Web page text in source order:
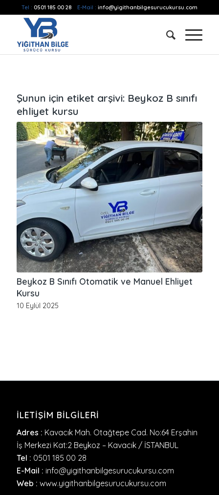
Tel : 0501 185 00 28 E-Mail : info@yigithanbilgesurucukursu.com
Şunun için etiket arşivi: Beykoz B sınıfı
ehliyet kursu
Beykoz B Sınıfı Otomatik ve Manuel Ehliyet
Kursu
10 Eylül 2025
İLETIŞIM BILGILERI
Adres : Kavacık Mah. Otağtepe Cad. No:64 Erşahin
İş Merkezi Kat:2 Beykoz – Kavacık / İSTANBUL
Tel : 0501 185 00 28
E-Mail : info@yigithanbilgesurucukursu.com
Web : www.yigithanbilgesurucukursu.com